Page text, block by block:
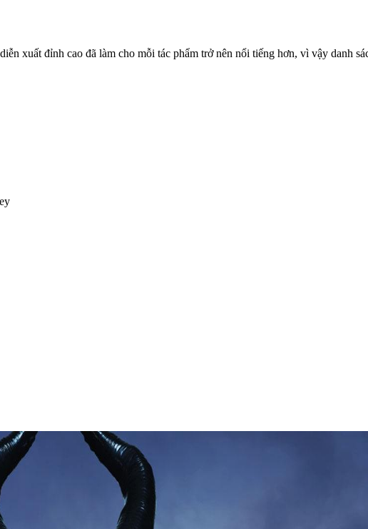
xuất đỉnh cao đã làm cho mỗi tác phẩm trở nên nổi tiếng hơn, vì vậy danh